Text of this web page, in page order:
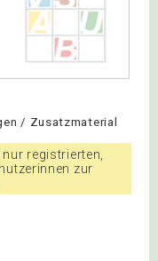
/ Zusatzmaterial
registrierten,
zur